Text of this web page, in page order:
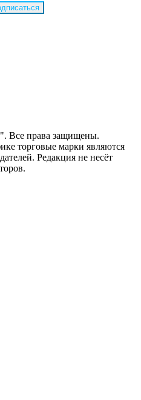
права защищены.
торговые марки являются
Редакция не несёт